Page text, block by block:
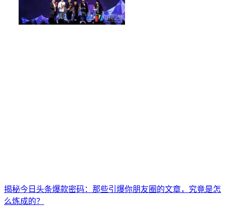
揭秘今日头条爆款密码：那些引爆你朋友圈的文章，究竟是怎
么炼成的？